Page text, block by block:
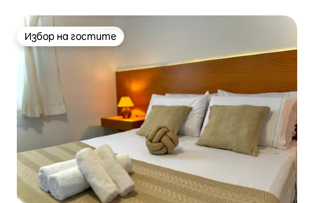
Избор на гостите
Избор на гостите